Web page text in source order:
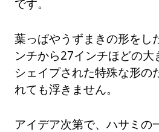
です。
葉っぱやうずまきの形をし
ンチから27インチほどの大
シェイプされた特殊な形の
れても浮きません。
アイデア次第で、ハサミの